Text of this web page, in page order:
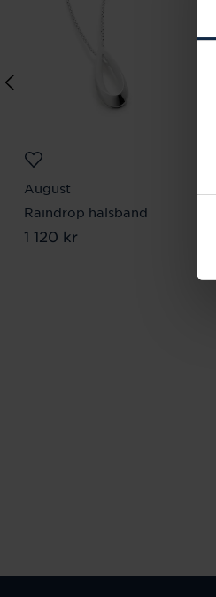
August
Raindrop halsband
Pris: 1 120 kr
1 120 kr